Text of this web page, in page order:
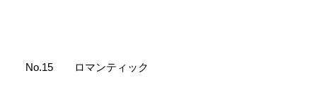
No.15 ロマンティック